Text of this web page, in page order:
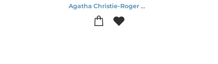
Agatha Christie-Roger Hargreaves